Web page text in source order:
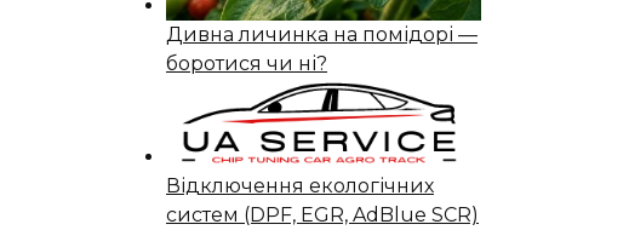
Дивна личинка на помідорі —
боротися чи ні?
Відключення екологічних
систем (DPF, EGR, AdBlue SCR)